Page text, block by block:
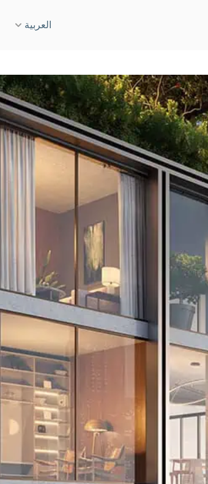
العربية
Deutsch
Español
Français
Русский